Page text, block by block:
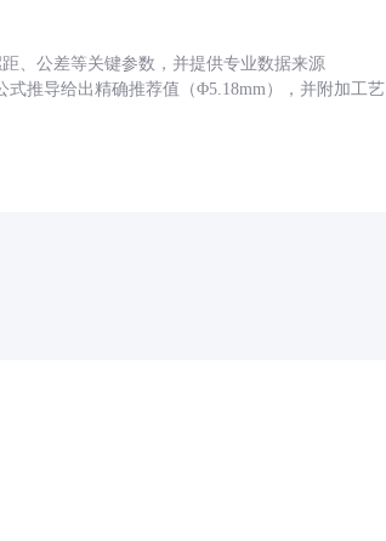
、公差等关键参数，并提供专业数据来源
式推导给出精确推荐值（Φ5.18mm），并附加工艺